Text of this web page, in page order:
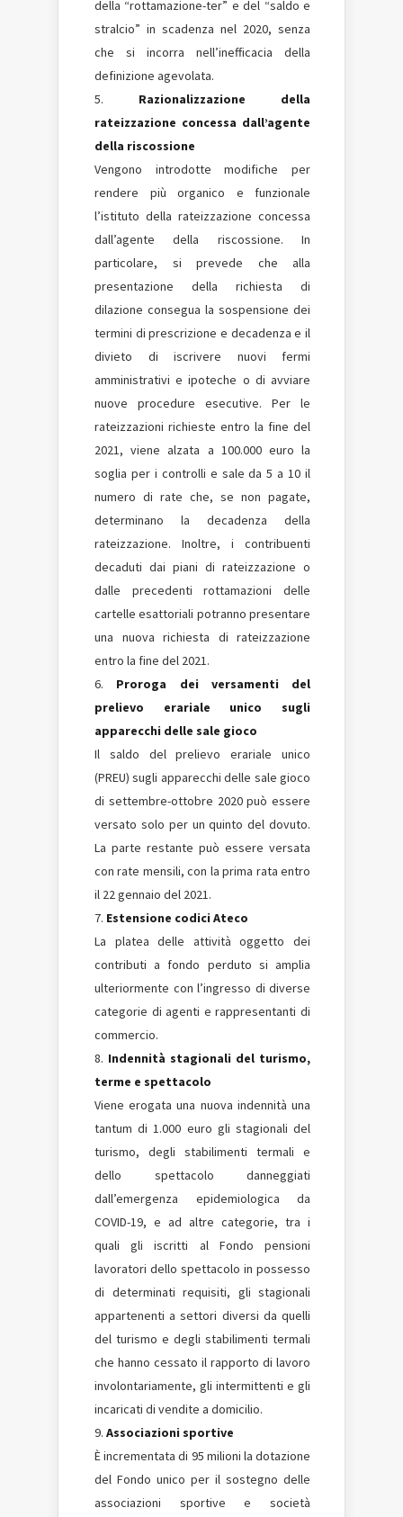
della “rottamazione-ter” e del “saldo e
stralcio” in scadenza nel 2020, senza
che si incorra nell’inefficacia della
definizione agevolata.
Razionalizzazione della
rateizzazione concessa dall’agente
della riscossione
Vengono introdotte modifiche per
rendere più organico e funzionale
l’istituto della rateizzazione concessa
dall’agente della riscossione. In
particolare, si prevede che alla
presentazione della richiesta di
dilazione consegua la sospensione dei
termini di prescrizione e decadenza e il
divieto di iscrivere nuovi fermi
amministrativi e ipoteche o di avviare
nuove procedure esecutive. Per le
rateizzazioni richieste entro la fine del
2021, viene alzata a 100.000 euro la
soglia per i controlli e sale da 5 a 10 il
numero di rate che, se non pagate,
determinano la decadenza della
rateizzazione. Inoltre, i contribuenti
decaduti dai piani di rateizzazione o
dalle precedenti rottamazioni delle
cartelle esattoriali potranno presentare
una nuova richiesta di rateizzazione
entro la fine del 2021.
Proroga dei versamenti del
prelievo erariale unico sugli
apparecchi delle sale gioco
Il saldo del prelievo erariale unico
(PREU) sugli apparecchi delle sale gioco
di settembre-ottobre 2020 può essere
versato solo per un quinto del dovuto.
La parte restante può essere versata
con rate mensili, con la prima rata entro
il 22 gennaio del 2021.
Estensione codici Ateco
La platea delle attività oggetto dei
contributi a fondo perduto si amplia
ulteriormente con l’ingresso di diverse
categorie di agenti e rappresentanti di
commercio.
Indennità stagionali del turismo,
terme e spettacolo
Viene erogata una nuova indennità una
tantum di 1.000 euro gli stagionali del
turismo, degli stabilimenti termali e
dello spettacolo danneggiati
dall’emergenza epidemiologica da
COVID-19, e ad altre categorie, tra i
quali gli iscritti al Fondo pensioni
lavoratori dello spettacolo in possesso
di determinati requisiti, gli stagionali
appartenenti a settori diversi da quelli
del turismo e degli stabilimenti termali
che hanno cessato il rapporto di lavoro
involontariamente, gli intermittenti e gli
incaricati di vendite a domicilio.
Associazioni sportive
È incrementata di 95 milioni la dotazione
del Fondo unico per il sostegno delle
associazioni sportive e società